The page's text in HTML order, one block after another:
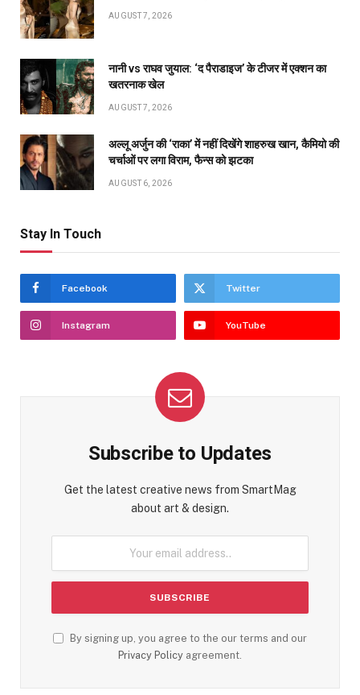
AUGUST 7, 2026
नानी vs राघव जुयाल: ‘द पैराडाइज’ के टीजर में एक्शन का
खतरनाक खेल
AUGUST 7, 2026
अल्लू अर्जुन की ‘राका’ में नहीं दिखेंगे शाहरुख खान, कैमियो की
चर्चाओं पर लगा विराम, फैन्स को झटका
AUGUST 6, 2026
Stay In Touch
Facebook Twitter
Instagram YouTube
Subscribe to Updates
Get the latest creative news from SmartMag
about art & design.
By signing up, you agree to the our terms and our
Privacy Policy agreement.